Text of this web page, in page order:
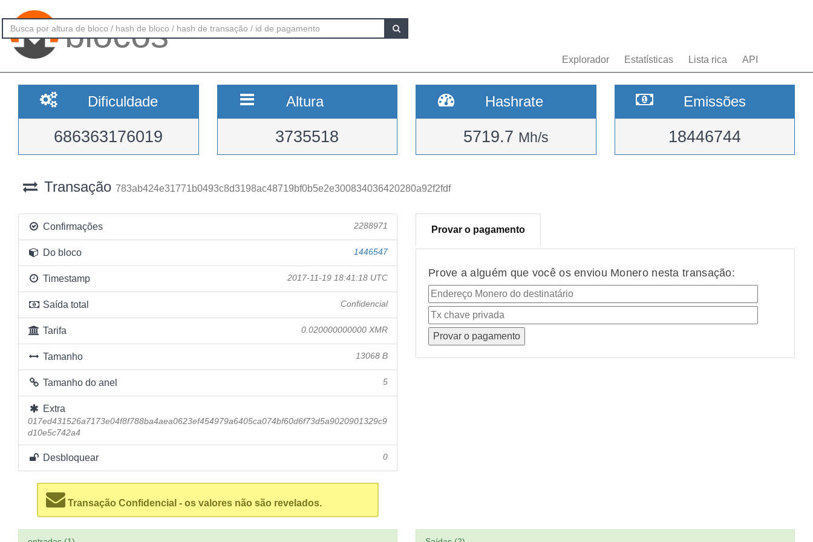
blocos
Explorador Estatísticas Lista rica API
Dificuldade
686363176019
Altura
3735518
Hashrate
5719.7 Mh/s
Emissões
18446744
Transação 783ab424e31771b0493c8d3198ac48719bf0b5e2e300834036420280a92f2fdf
Confirmações 2288971
Do bloco 1446547
Timestamp 2017-11-19 18:41:18 UTC
Saída total Confidencial
Tarifa 0.020000000000 XMR
Tamanho 13068 B
Tamanho do anel 5
Extra
017ed431526a7173e04f8f788ba4aea0623ef454979a6405ca074bf60d6f73d5a9020901329c9
d10e5c742a4
Desbloquear 0
Transação Confidencial - os valores não são revelados.
Provar o pagamento
Prove a alguém que você os enviou Monero nesta transação: